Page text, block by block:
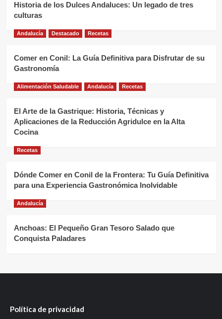
Historia de los Dulces Andaluces: Un legado de tres
culturas
Andalucía Destacado Recetas
Comer en Conil: La Guía Definitiva para Disfrutar de su
Gastronomía
Alimentación Saludable Andalucía Recetas
El Arte de la Gastrique: Historia, Técnicas y
Aplicaciones de la Reducción Agridulce en la Alta
Cocina
Recetas
Dónde Comer en Conil de la Frontera: Tu Guía Definitiva
para una Experiencia Gastronómica Inolvidable
Andalucía
Anchoas: El Pequeño Gran Tesoro Salado que
Conquista Paladares
Política de privacidad